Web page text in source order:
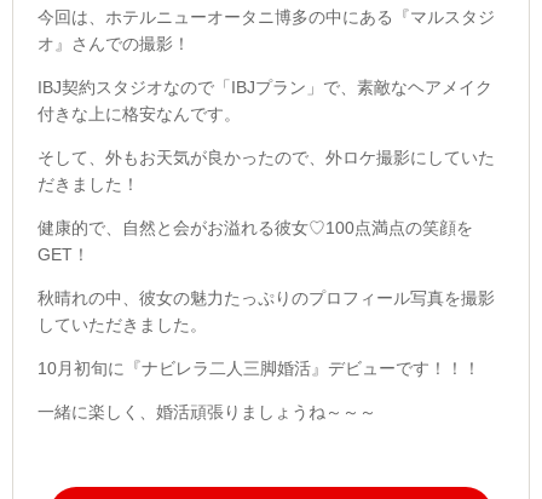
今回は、ホテルニューオータニ博多の中にある『マルスタジ
オ』さんでの撮影！
IBJ契約スタジオなので「IBJプラン」で、素敵なヘアメイク
付きな上に格安なんです。
そして、外もお天気が良かったので、外ロケ撮影にしていた
だきました！
健康的で、自然と会がお溢れる彼女♡100点満点の笑顔を
GET！
秋晴れの中、彼女の魅力たっぷりのプロフィール写真を撮影
していただきました。
10月初旬に『ナビレラ二人三脚婚活』デビューです！！！
一緒に楽しく、婚活頑張りましょうね～～～